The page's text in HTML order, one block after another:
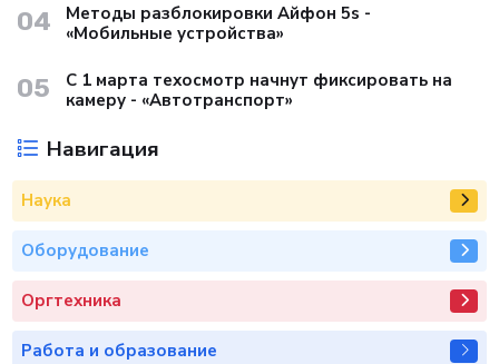
04
Методы разблокировки Айфон 5s -
«Мобильные устройства»
05
С 1 марта техосмотр начнут фиксировать на
камеру - «Автотранспорт»
Навигация
Наука
Оборудование
Оргтехника
Работа и образование